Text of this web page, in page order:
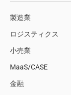
製造業
ロジスティクス
小売業
MaaS/CASE
金融